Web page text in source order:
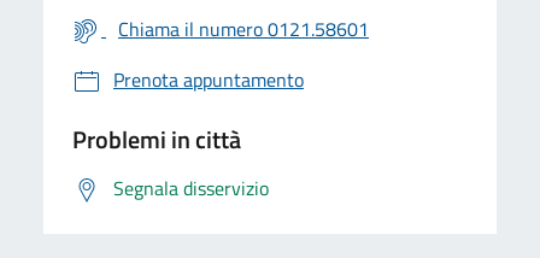
Chiama il numero 0121.58601
Prenota appuntamento
Problemi in città
Segnala disservizio